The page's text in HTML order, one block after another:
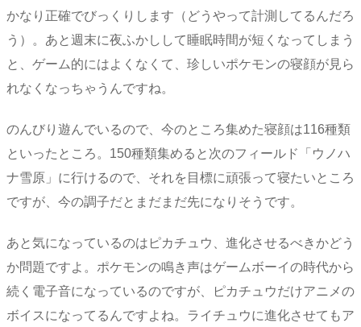
かなり正確でびっくりします（どうやって計測してるんだろ
う）。あと週末に夜ふかしして睡眠時間が短くなってしまう
と、ゲーム的にはよくなくて、珍しいポケモンの寝顔が見ら
れなくなっちゃうんですね。
のんびり遊んでいるので、今のところ集めた寝顔は116種類
といったところ。150種類集めると次のフィールド「ウノハ
ナ雪原」に行けるので、それを目標に頑張って寝たいところ
ですが、今の調子だとまだまだ先になりそうです。
あと気になっているのはピカチュウ、進化させるべきかどう
か問題ですよ。ポケモンの鳴き声はゲームボーイの時代から
続く電子音になっているのですが、ピカチュウだけアニメの
ボイスになってるんですよね。ライチュウに進化させてもア